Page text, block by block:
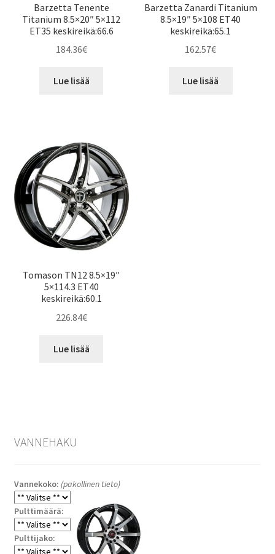
Barzetta Tenente
Titanium 8.5×20″ 5×112
ET35 keskireikä:66.6
184.36€
Lue lisää
Barzetta Zanardi Titanium
8.5×19″ 5×108 ET40
keskireikä:65.1
162.57€
Lue lisää
Tomason TN12 8.5×19″
5×114.3 ET40
keskireikä:60.1
226.84€
Lue lisää
VANNEHAKU
Vannekoko: (pakollinen tieto)
Pulttimäärä:
Pulttijako: